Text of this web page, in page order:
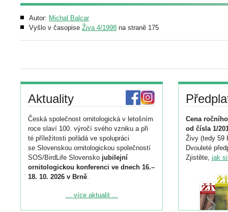
Autor: Michal Balcar
Vyšlo v časopise Živa 4/1998 na straně 175
Aktuality
Česká společnost ornitologická v letošním
roce slaví 100. výročí svého vzniku a při
té příležitosti pořádá ve spolupráci
se Slovenskou ornitologickou společností
SOS/BirdLife Slovensko jubilejní
ornitologickou konferenci ve dnech 16.–
18. 10. 2026 v Brně.
Podrobnější informace ke konferenci
... více aktualit ...
Cena
od čísla 1/
Živy (tedy 59
Dvouleté
Zjistěte, jak